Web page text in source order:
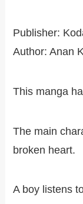
Publisher:
Author: Anan
This manga
The main
broken heart.
A boy listens